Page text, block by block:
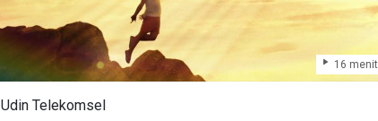
16 menit
Udin Telekomsel